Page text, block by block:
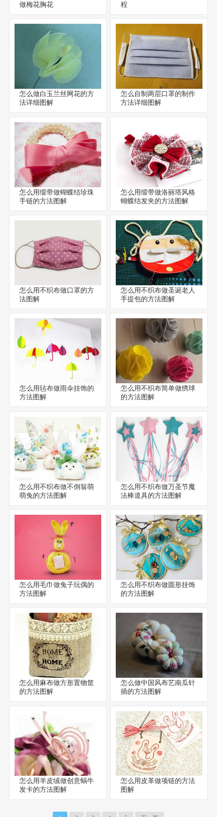
做梅花胸花
程
怎么做白玉兰丝网花的方
法详细图解
怎么自制两层口罩的制作
方法详细图解
怎么用缎带做蝴蝶结珍珠
手链的方法图解
怎么用缎带做洛丽塔风格
蝴蝶结发夹的方法图解
怎么用不织布做口罩的方
法图解
怎么用不织布做圣诞老人
手提包的方法图解
怎么用毡布做雨伞挂饰的
方法图解
怎么用不织布简单做绣球
的方法图解
怎么用不织布做不倒翁萌
萌兔的方法图解
怎么用不织布做万圣节魔
法棒道具的方法图解
怎么用毛巾做兔子玩偶的
方法图解
怎么用不织布做圆形挂饰
的方法图解
怎么用麻布做方形置物筐
的方法图解
怎么做中国风布艺南瓜针
插的方法图解
怎么用羊皮绒做创意蜗牛
发卡的方法图解
怎么用皮革做项链的方法
图解